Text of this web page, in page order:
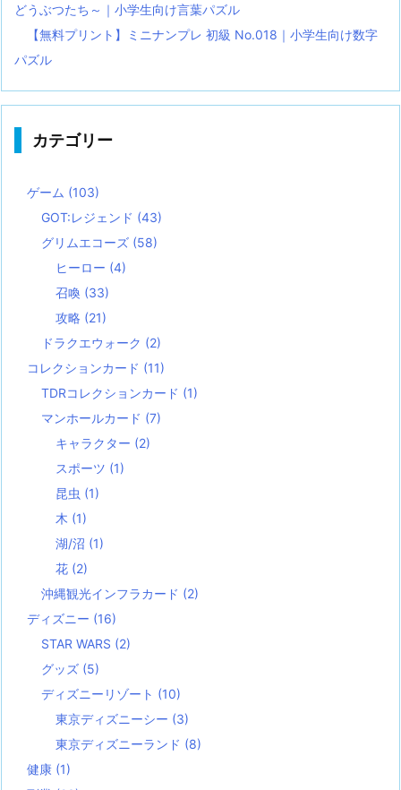
どうぶつたち～｜小学生向け言葉パズル
【無料プリント】ミニナンプレ 初級 No.018｜小学生向け数字
パズル
カテゴリー
ゲーム (103)
GOT:レジェンド (43)
グリムエコーズ (58)
ヒーロー (4)
召喚 (33)
攻略 (21)
ドラクエウォーク (2)
コレクションカード (11)
TDRコレクションカード (1)
マンホールカード (7)
キャラクター (2)
スポーツ (1)
昆虫 (1)
木 (1)
湖/沼 (1)
花 (2)
沖縄観光インフラカード (2)
ディズニー (16)
STAR WARS (2)
グッズ (5)
ディズニーリゾート (10)
東京ディズニーシー (3)
東京ディズニーランド (8)
健康 (1)